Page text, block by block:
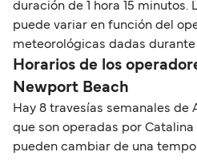
duración de 1 hora 15 minutos.
puede variar en función del
meteorológicas dadas durante
Horarios de los
Newport Beach
Hay 8 travesías semanales de
que son operadas por Catalina
pueden cambiar de una